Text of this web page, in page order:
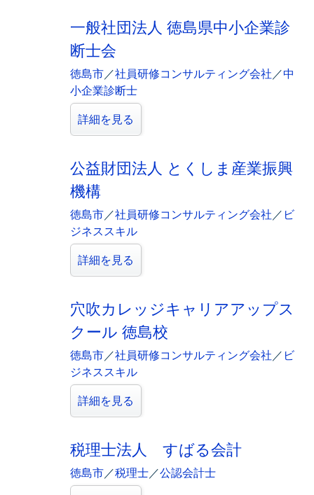
一般社団法人 徳島県中小企業診
断士会
徳島市／社員研修コンサルティング会社 ／中
小企業診断士
詳細を見る
公益財団法人 とくしま産業振興
機構
徳島市／社員研修コンサルティング会社 ／ ビ
ジネススキル
詳細を見る
穴吹カレッジキャリアアップス
クール 徳島校
徳島市／社員研修コンサルティング会社 ／ ビ
ジネススキル
詳細を見る
税理士法人 すばる会計
徳島市／税理士／公認会計士